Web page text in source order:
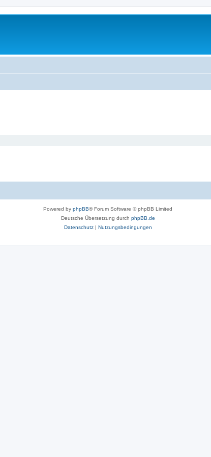
Powered by phpBB® Forum Software © phpBB Limited
Deutsche Übersetzung durch phpBB.de
Datenschutz| Nutzungsbedingungen